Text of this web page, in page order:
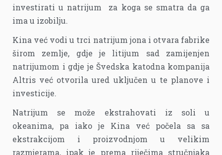
investirati u natrijum za koga se smatra da ga
ima u izobilju.
Kina već vodi u trci natrijum jona i otvara fabrike
širom zemlje, gdje je litijum sad zamijenjen
natrijumom i gdje je Švedska katodna kompanija
Altris već otvorila ured uključen u te planove i
investicije.
Natrijum se može ekstrahovati iz soli u
okeanima, pa iako je Kina već počela sa sa
ekstrakcijom i proizvodnjom u velikim
razmjerama, ipak je prema riječima stručnjaka